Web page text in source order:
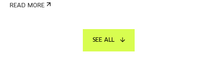
READ MORE
SEE ALL